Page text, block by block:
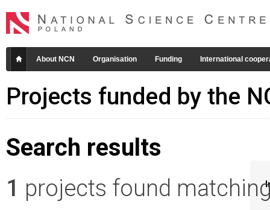
About NCN Organisation Funding International
Projects funded by the
Search results
1 projects found